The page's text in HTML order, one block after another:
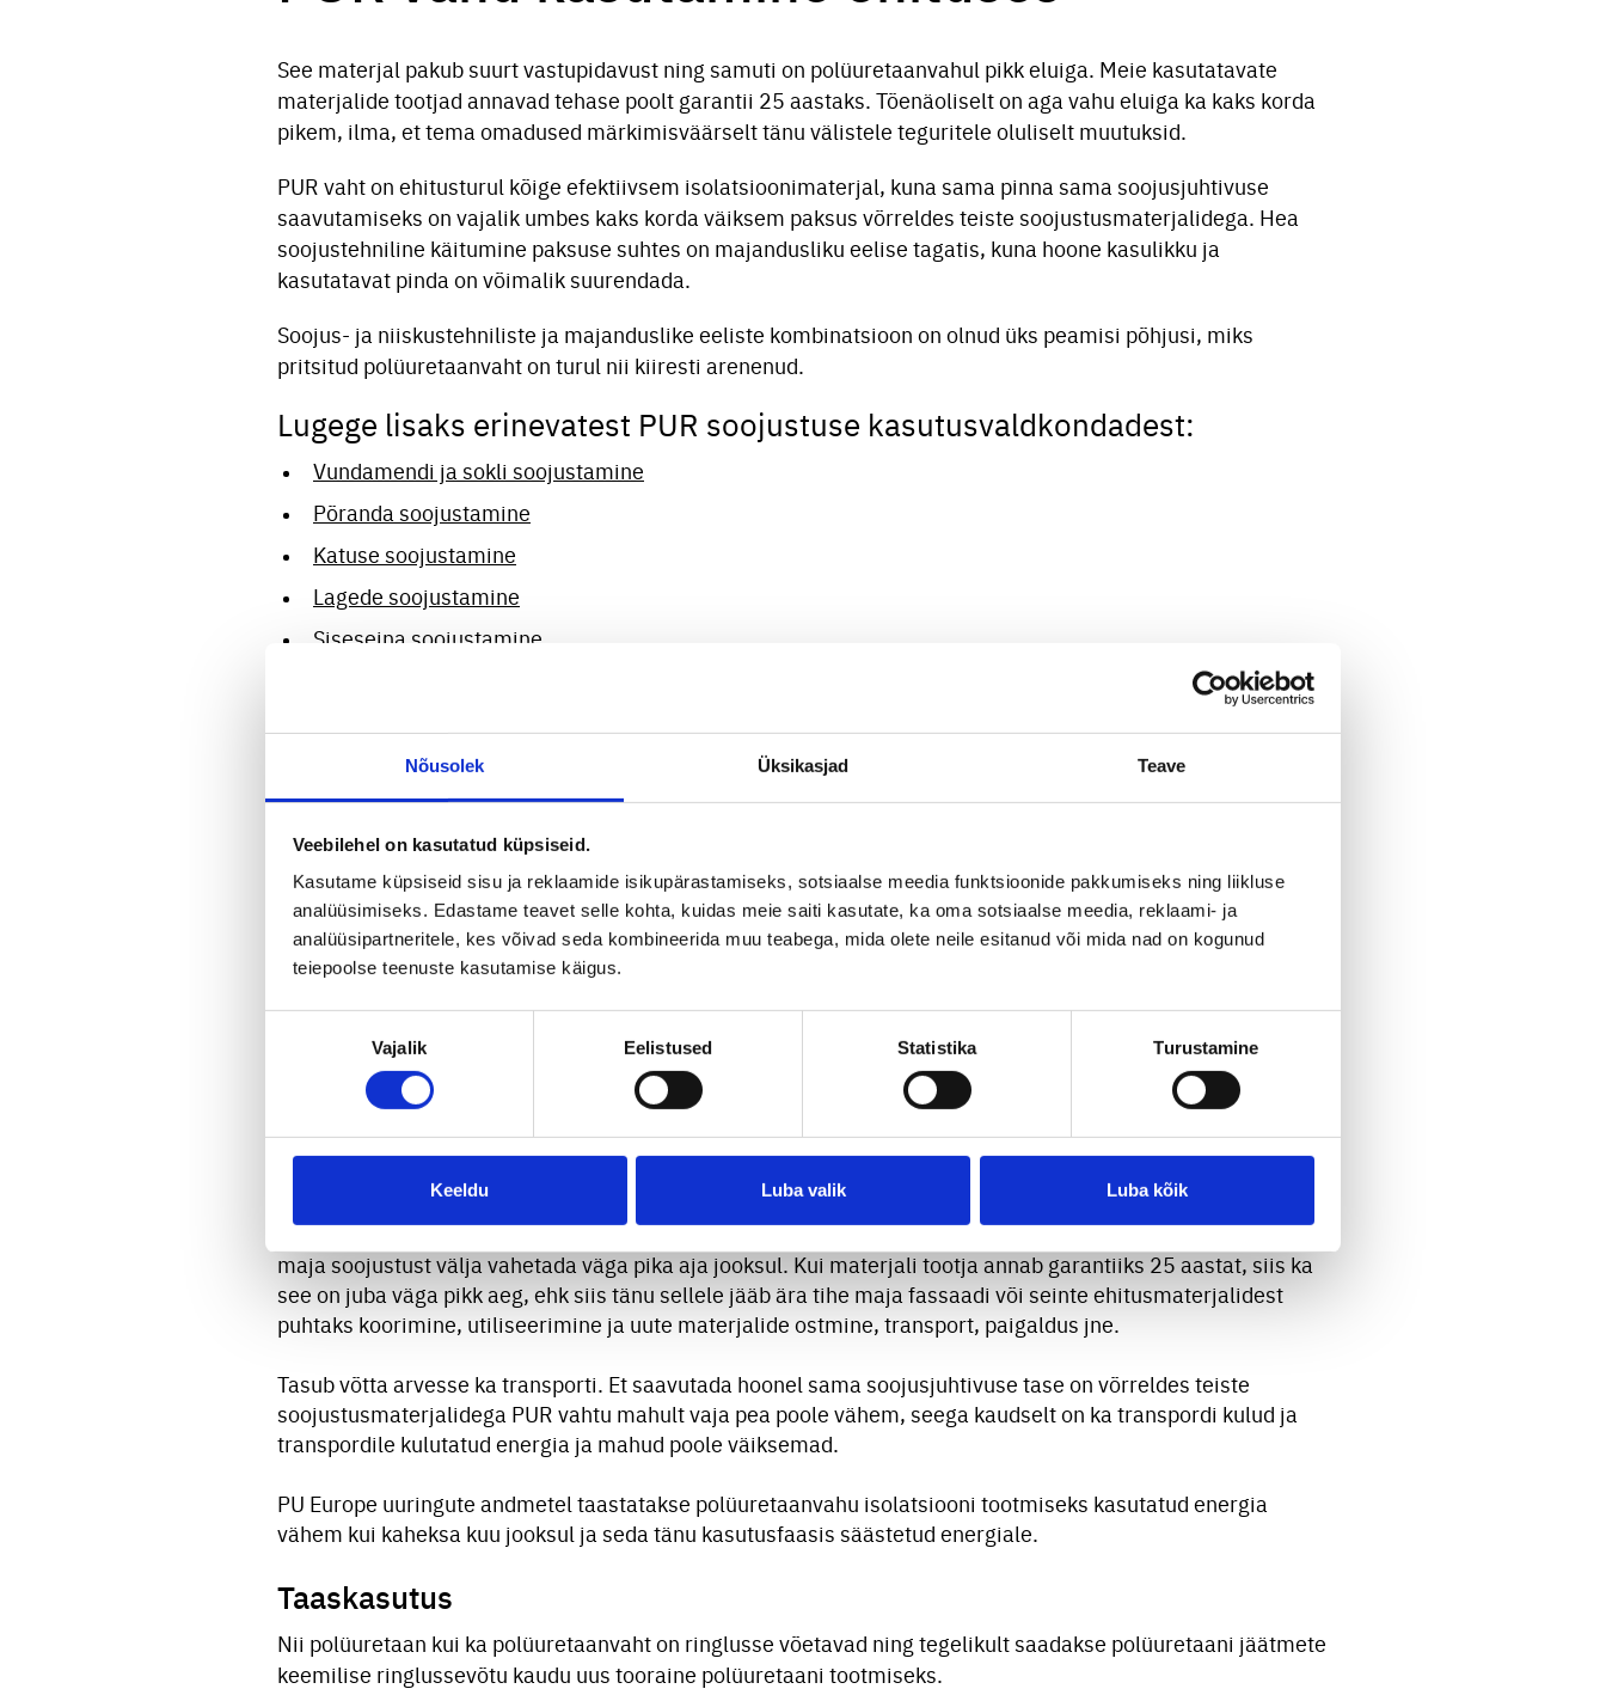
Nõusolek Üksikasjad Teave
Veebilehel on kasutatud küpsiseid.
Kasutame küpsiseid sisu ja reklaamide isikupärastamiseks, sotsiaalse meedia funktsioonide pakkumiseks ning liikluse
analüüsimiseks. Edastame teavet selle kohta, kuidas meie saiti kasutate, ka oma sotsiaalse meedia, reklaami- ja
analüüsipartneritele, kes võivad seda kombineerida muu teabega, mida olete neile esitanud või mida nad on kogunud
teiepoolse teenuste kasutamise käigus.
Vajalik Eelistused Statistika Turustamine
Keeldu Luba valik Luba kõik
See materjal pakub suurt vastupidavust ning samuti on polüuretaanvahul pikk eluiga. Meie kasutatavate
materjalide tootjad annavad tehase poolt garantii 25 aastaks. Tõenäoliselt on aga vahu eluiga ka kaks korda
pikem, ilma, et tema omadused märkimisväärselt tänu välistele teguritele oluliselt muutuksid.
PUR vaht on ehitusturul kõige efektiivsem isolatsioonimaterjal, kuna sama pinna sama soojusjuhtivuse
saavutamiseks on vajalik umbes kaks korda väiksem paksus võrreldes teiste soojustusmaterjalidega. Hea
soojustehniline käitumine paksuse suhtes on majandusliku eelise tagatis, kuna hoone kasulikku ja
kasutatavat pinda on võimalik suurendada.
Soojus- ja niiskustehniliste ja majanduslike eeliste kombinatsioon on olnud üks peamisi põhjusi, miks
pritsitud polüuretaanvaht on turul nii kiiresti arenenud.
Lugege lisaks erinevatest PUR soojustuse kasutusvaldkondadest:
Vundamendi ja sokli soojustamine
Põranda soojustamine
Katuse soojustamine
Lagede soojustamine
Siseseina soojustamine
Õhutihedus
Vahuga soojustatud maja on õhutihe, kuna PUR vaht on pidev soojustus. Sellega on võimalik katkematult
soojustada suured pinnad ning sellega saab vältida oluliselt võimalikke külmasildasid.
Palju räägitakse passiivmajadest. Passiivmaja on hoone, millel on äärmiselt kõrge energiatõhusus,
võrreldes täna veel traditsiooniliste ehitistega on võimalik passiivehitistega tõmmata kokku energiakulud ca
80%. See aga nõuabki äärmiselt kõrget energiatõhusust ehk hoone puhul õhutihedust.
PUR vahu katkematu ja liitekohtadeta soojustus võimaldab hoone õhutiheduse viia väga kõrgele tasemele.
Küll aga tuleb hoones tagada õhu ja aurude liikumise sisse ja välja korraliku ventilatsiooniga.
Keskkonnasõbralik või keskkonnavaenulik?
Korralikult soojustatud maja aitab vähendada või vältida oluliselt energia- ja soojakadu hoonetes, mis
Lisaks energiasäästule on PUR vahul väga hea vastupidavus välistele teguritele. Tänu sellele ei ole vaja oma
maja soojustust välja vahetada väga pika aja jooksul. Kui materjali tootja annab garantiiks 25 aastat, siis ka
see on juba väga pikk aeg, ehk siis tänu sellele jääb ära tihe maja fassaadi või seinte ehitusmaterjalidest
puhtaks koorimine, utiliseerimine ja uute materjalide ostmine, transport, paigaldus jne.
Tasub võtta arvesse ka transporti. Et saavutada hoonel sama soojusjuhtivuse tase on võrreldes teiste
soojustusmaterjalidega PUR vahtu mahult vaja pea poole vähem, seega kaudselt on ka transpordi kulud ja
transpordile kulutatud energia ja mahud poole väiksemad.
PU Europe uuringute andmetel taastatakse polüuretaanvahu isolatsiooni tootmiseks kasutatud energia
vähem kui kaheksa kuu jooksul ja seda tänu kasutusfaasis säästetud energiale.
Taaskasutus
Nii polüuretaan kui ka polüuretaanvaht on ringlusse võetavad ning tegelikult saadakse polüuretaani jäätmete
keemilise ringlussevõtu kaudu uus tooraine polüuretaani tootmiseks.